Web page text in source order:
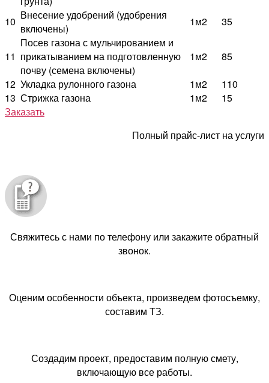
10 Внесение удобрений (удобрения
включены)
1м2 35
11
Посев газона с мульчированием и
прикатыванием на подготовленную
почву (семена включены)
1м2
85
12 Укладка рулонного газона 1м2
110
13 Стрижка газона 1м2
15
Заказать
Полный прайс-лист на услуги
Свяжитесь с нами по телефону или закажите обратный
звонок.
Оценим особенности объекта, произведем фотосъемку,
составим ТЗ.
Создадим проект, предоставим полную смету,
включающую все работы.